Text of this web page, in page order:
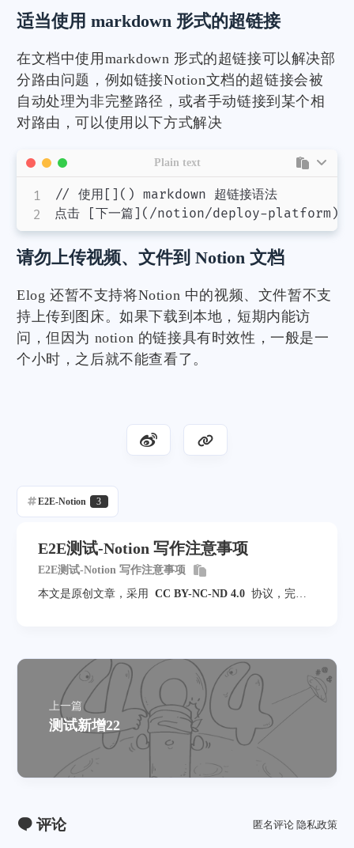
适当使用 markdown 形式的超链接
在文档中使用markdown 形式的超链接可以解决部
分路由问题，例如链接Notion文档的超链接会被
自动处理为非完整路径，或者手动链接到某个相
对路由，可以使用以下方式解决
// 使用[]() markdown 超链接语法
Plain text
请勿上传视频、文件到 Notion 文档
Elog 还暂不支持将Notion 中的视频、文件暂不支
持上传到图床。如果下载到本地，短期内能访
问，但因为 notion 的链接具有时效性，一般是一
个小时，之后就不能查看了。
E2E-Notion 3
E2E测试-Notion 写作注意事项
E2E测试-Notion 写作注意事项
本文是原创文章，采用
CC BY-NC-ND 4.0 协议，完整
上一篇
测试新增22
评论 匿名评论 隐私政策